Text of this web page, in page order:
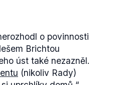
o povinnosti
Brichtou
úst také nezazněl.
(nikoliv Rady)